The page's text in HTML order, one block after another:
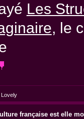
Les
, le
Lovely
française est elle